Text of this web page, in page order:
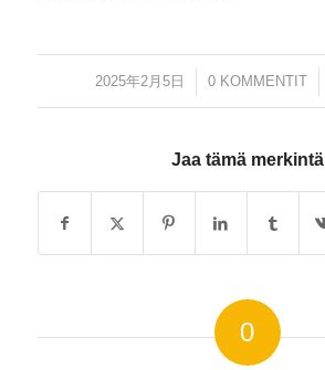
2025年2月5日
/ 0 KOMMENTIT
/
Jaa tämä merkintä
0